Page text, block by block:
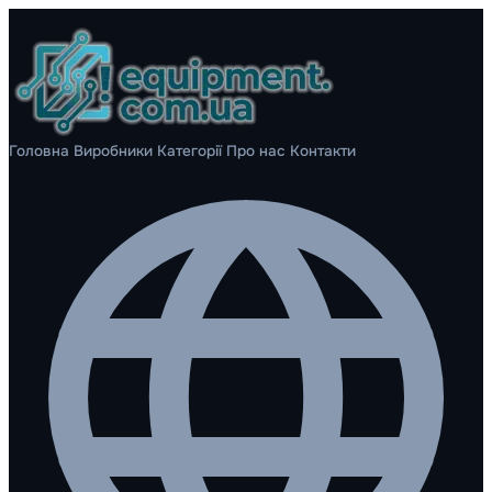
Головна Виробники Категорії Про нас Контакти